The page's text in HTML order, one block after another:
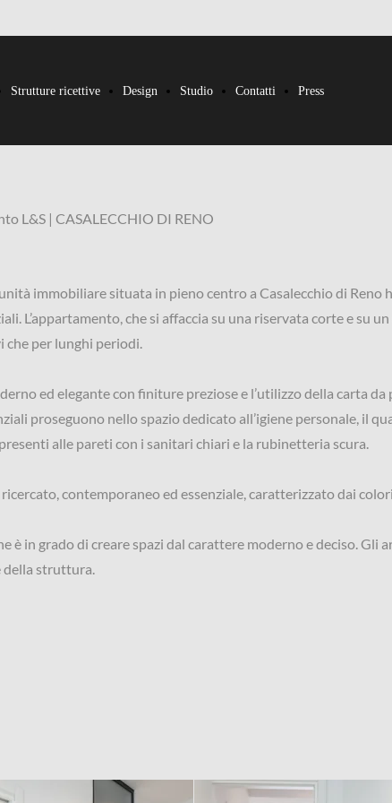
Strutture ricettive Design Studio Contatti Press
L&S | CASALECCHIO DI RENO
immobiliare situata in pieno centro a Casalecchio di Reno
L’appartamento, che si affaccia su una riservata corte e su
che per lunghi periodi.
ed elegante con finiture preziose e l’utilizzo della carta
proseguono nello spazio dedicato all’igiene personale, il
alle pareti con i sanitari chiari e la rubinetteria scura.
contemporaneo ed essenziale, caratterizzato dai
è in grado di creare spazi dal carattere moderno e deciso. Gli
della struttura.